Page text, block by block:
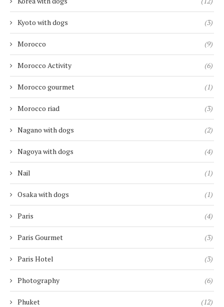
Kyoto with dogs (3)
Morocco (9)
Morocco Activity (6)
Morocco gourmet (1)
Morocco riad (3)
Nagano with dogs (2)
Nagoya with dogs (4)
Nail (1)
Osaka with dogs (1)
Paris (4)
Paris Gourmet (3)
Paris Hotel (3)
Photography (6)
Phuket (12)